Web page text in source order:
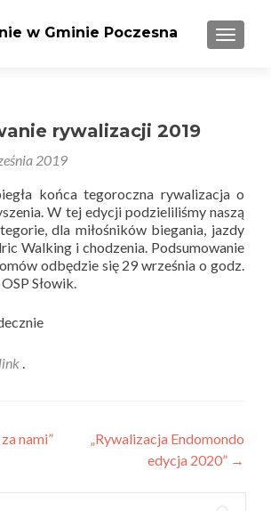
w Gminie Poczesna
rywalizacji 2019
2019
końca tegoroczna rywalizacja o
W tej edycji podzieliliśmy naszą
dla miłośników biegania, jazdy
Walking i chodzenia. Podsumowanie
odbędzie się 29 września o godz.
Słowik.
.
wpisu
nami”
„Rywalizacja Endomondo
edycja 2020” →